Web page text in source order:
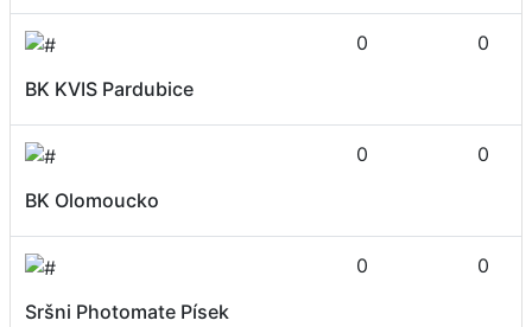
BK KVIS Pardubice
0 0
BK Olomoucko
0 0
Sršni Photomate Písek
0 0